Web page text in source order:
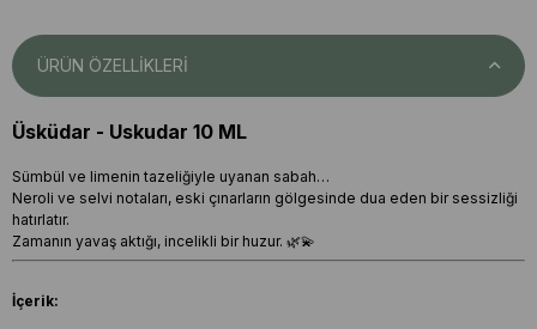
ÜRÜN ÖZELLIKLERI
Üsküdar - Uskudar 10 ML
Sümbül ve limenin tazeliğiyle uyanan sabah…
Neroli ve selvi notaları, eski çınarların gölgesinde dua eden bir sessizliği
hatırlatır.
Zamanın yavaş aktığı, incelikli bir huzur. 🌿💫
İçerik: